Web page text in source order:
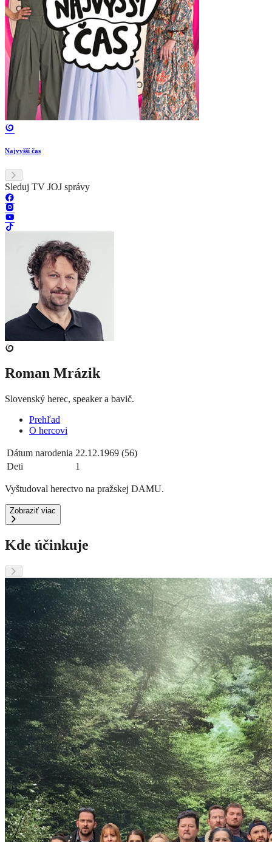
Najvyšší čas
Sleduj TV JOJ správy
Roman Mrázik
Slovenský herec, speaker a bavič.
Prehľad
O hercovi
Dátum narodenia 22.12.1969 (56)
Deti
1
Vyštudoval herectvo na pražskej DAMU.
Zobraziť viac
Kde účinkuje